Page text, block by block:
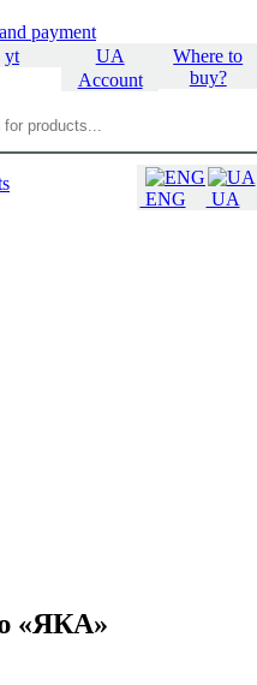
payment
Where to
buy?
UA
UA
ENG
yt
Account
«ЯКА»